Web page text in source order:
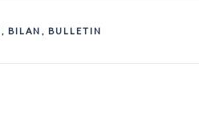
, BILAN , BULLETIN